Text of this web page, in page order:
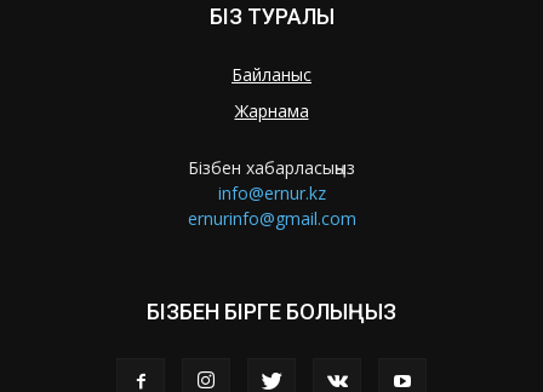
БІЗ ТУРАЛЫ
Байланыс
Жарнама
Бізбен хабарласыңыз
info@ernur.kz
ernurinfo@gmail.com
БІЗБЕН БІРГЕ БОЛЫҢЫЗ